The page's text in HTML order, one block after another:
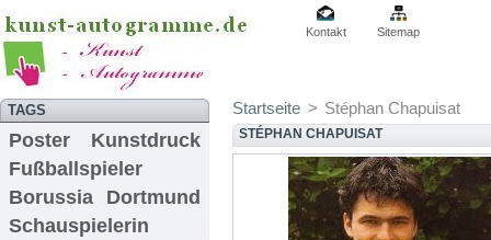
Kontakt Sitemap
TAGS
Poster
Kunstdruck
Fußballspieler
Borussia Dortmund
Schauspielerin
Startseite > Stéphan Chapuisat
STÉPHAN CHAPUISAT